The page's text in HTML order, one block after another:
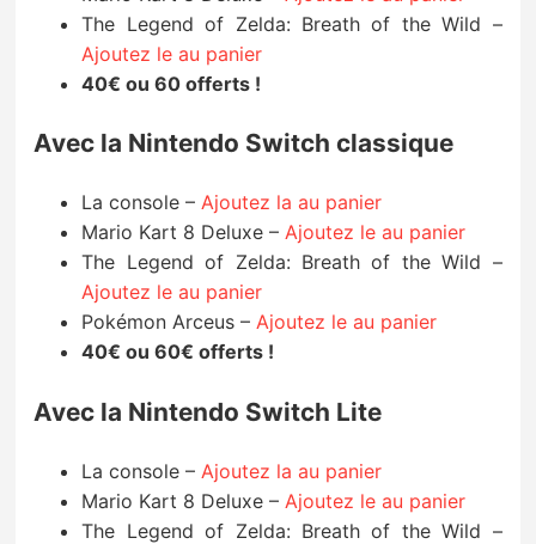
The Legend of Zelda: Breath of the Wild –
Ajoutez le au panier
40€ ou 60 offerts !
Avec la Nintendo Switch classique
La console –Ajoutez la au panier
Mario Kart 8 Deluxe –Ajoutez le au panier
The Legend of Zelda: Breath of the Wild –
Ajoutez le au panier
Pokémon Arceus –Ajoutez le au panier
40€ ou 60€ offerts !
Avec la Nintendo Switch Lite
La console – Ajoutez la au panier
Mario Kart 8 Deluxe – Ajoutez le au panier
The Legend of Zelda: Breath of the Wild –